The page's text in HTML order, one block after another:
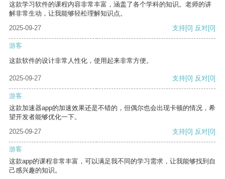
这款学习软件的课程内容非常丰富，涵盖了各个学科的知识。老师的讲
解非常生动，让我能够轻松理解知识点。
2025-09-27
支持[0] 反对[0]
游客
这款软件的设计非常人性化，使用起来非常方便。
2025-09-27 支持[0] 反对[0]
游客
这款加速器app的加速效果还是不错的，但偶尔也会出现卡顿的情况，希
望开发者能够优化一下。
2025-09-27
支持[0] 反对[0]
游客
这款app的课程非常丰富，可以满足我不同的学习需求，让我能够找到自
己感兴趣的知识。